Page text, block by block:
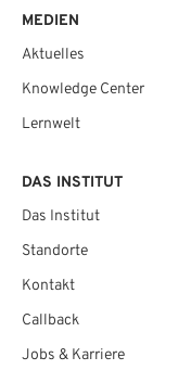
MEDIEN
Aktuelles
Knowledge Center
Lernwelt
DAS INSTITUT
Das Institut
Standorte
Kontakt
Callback
Jobs & Karriere